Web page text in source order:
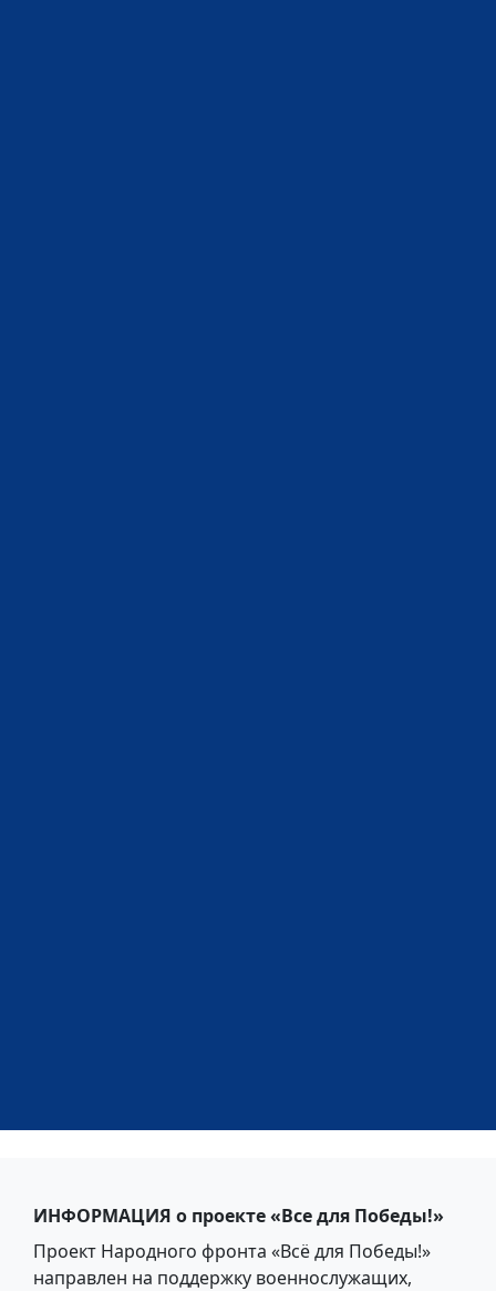
ИНФОРМАЦИЯ о проекте «Все для Победы!»
Проект Народного фронта «Всё для Победы!»
направлен на поддержку военнослужащих,